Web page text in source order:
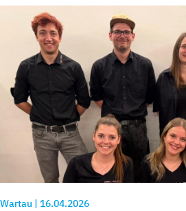
Wartau 16.04.2026